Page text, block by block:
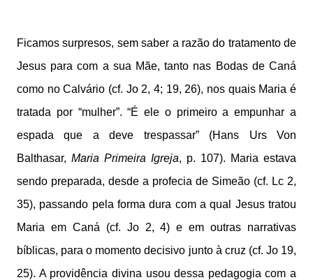
Ficamos surpresos, sem saber a razão do tratamento de
Jesus para com a sua Mãe, tanto nas Bodas de Caná
como no Calvário (cf. Jo 2, 4; 19, 26), nos quais Maria é
tratada por “mulher”. “É ele o primeiro a empunhar a
espada que a deve trespassar” (Hans Urs Von
Balthasar, Maria Primeira Igreja, p. 107). Maria estava
sendo preparada, desde a profecia de Simeão (cf. Lc 2,
35), passando pela forma dura com a qual Jesus tratou
Maria em Caná (cf. Jo 2, 4) e em outras narrativas
bíblicas, para o momento decisivo junto à cruz (cf. Jo 19,
25). A providência divina usou dessa pedagogia com a